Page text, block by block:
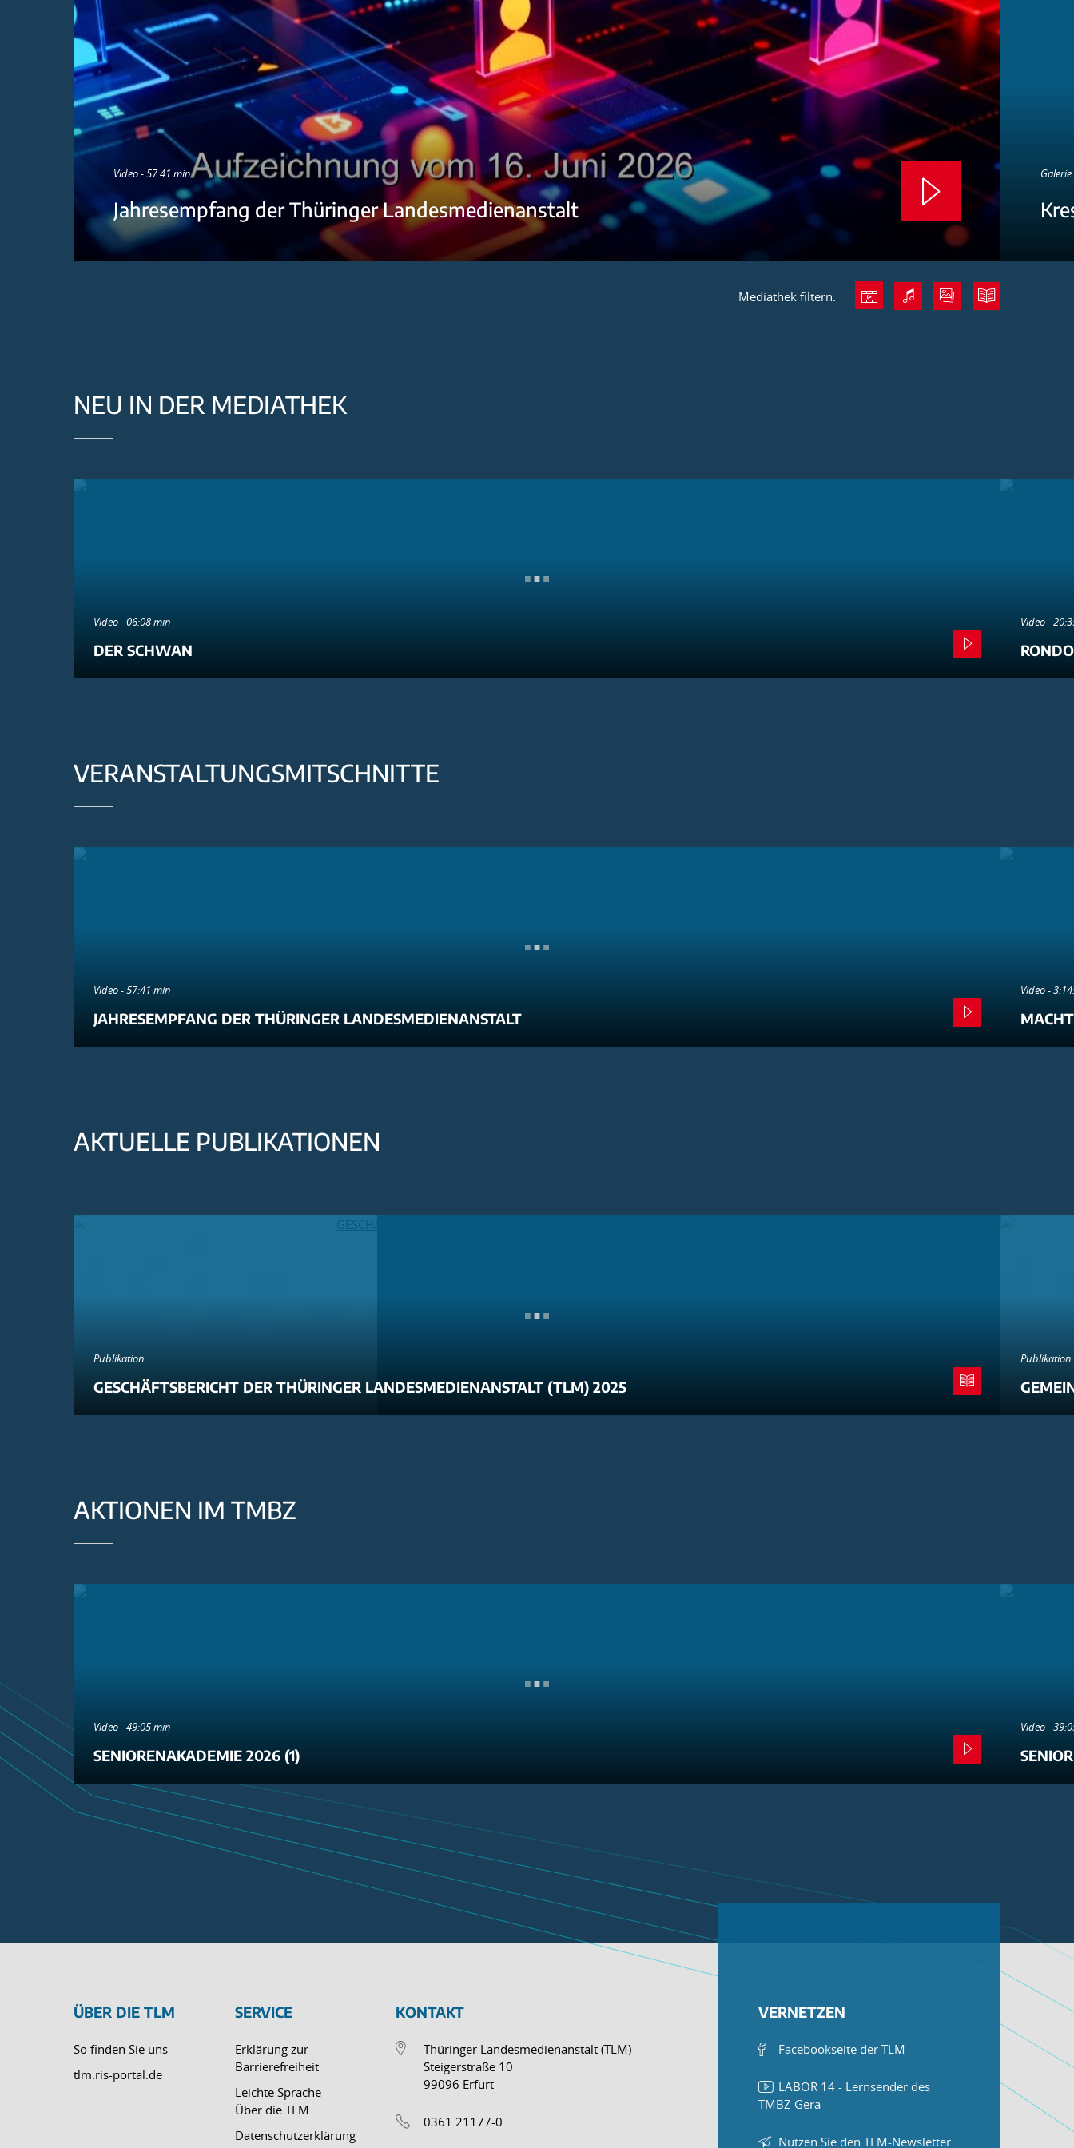
Video - 57:41 min
Jahresempfang der Thüringer Landesmedienanstalt
Mediathek filtern:
NEU IN DER MEDIATHEK
Video - 06:08 min
DER SCHWAN
Video -
VERANSTALTUNGSMITSCHNITTE
Video - 57:41 min
JAHRESEMPFANG DER THÜRINGER LANDESMEDIENANSTALT
Video -
AKTUELLE PUBLIKATIONEN
Publikation
GESCHÄFTSBERICHT DER THÜRINGER LANDESMEDIENANSTALT (TLM) 2025
Publikation
AKTIONEN IM TMBZ
Video - 49:05 min
SENIORENAKADEMIE 2026 (1)
Video -
ÜBER DIE TLM
So finden Sie uns
tlm.ris-portal.de
SERVICE
Erklärung zur
Barrierefreiheit
Leichte Sprache -
Über die TLM
Datenschutzerklärung
KONTAKT
Thüringer Landesmedienanstalt (TLM)
Steigerstraße 10
99096 Erfurt
0361 21177-0
VERNETZEN
Facebookseite der TLM
LABOR 14 - Lernsender des
TMBZ Gera
Nutzen Sie den TLM-Newsletter